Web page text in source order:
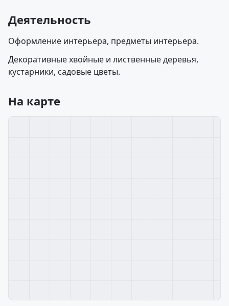
Деятельность
Оформление интерьера, предметы интерьера.
Декоративные хвойные и лиственные деревья,
кустарники, садовые цветы.
На карте